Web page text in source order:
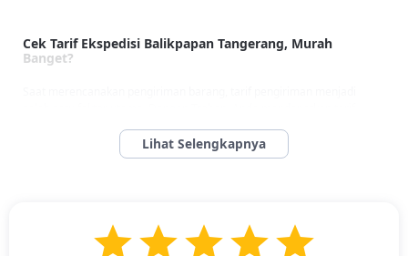
Cek Tarif Ekspedisi Balikpapan Tangerang, Murah
Banget?
dalam jumlah besar maupun kecil. Selain itu, estimasi waktu
pengiriman adalah3-5 hari sejak truk berangkat, memberikan
dengan layanan yang cepat dan efisien. Jika Anda mencari solusi
pengiriman yang ekonomis dan dapat diandalkan, pilihlah layanan